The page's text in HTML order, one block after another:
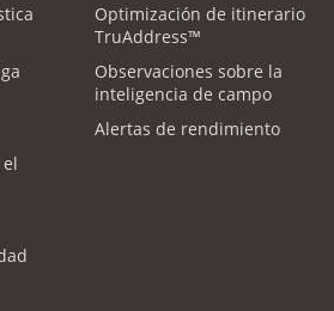
Optimización de itinerario
TruAddress™
Observaciones sobre la
inteligencia de campo
Alertas de rendimiento